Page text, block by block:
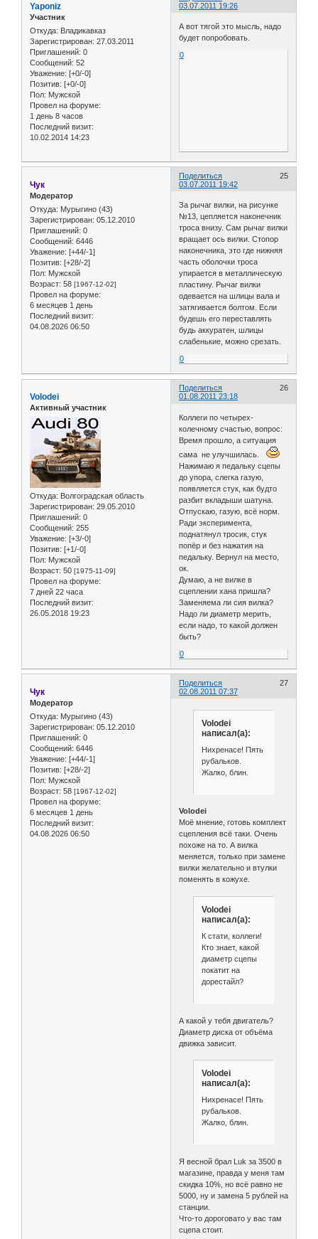
03.07.2011 19:26
Yaponiz
Участник
Откуда: Владикавказ
Зарегистрирован: 27.03.2011
Приглашений: 0
Сообщений: 52
Уважение: [+0/-0]
Позитив: [+0/-0]
Пол: Мужской
Провел на форуме:
1 день 8 часов
Последний визит:
10.02.2014 14:23
А вот тягой это мысль, надо
будет попробовать.
0
Поделиться
25
03.07.2011 19:42
Чук
Модератор
Откуда: Мурыгино (43)
Зарегистрирован: 05.12.2010
Приглашений: 0
Сообщений: 6446
Уважение: [+44/-1]
Позитив: [+28/-2]
Пол: Мужской
Возраст: 58 [1967-12-02]
Провел на форуме:
6 месяцев 1 день
Последний визит:
04.08.2026 06:50
За рычаг вилки, на рисунке
№13, цепляется наконечник
троса внизу. Сам рычаг вилки
вращает ось вилки. Стопор
наконечника, это где нижняя
часть оболочки троса
упирается в металлическую
пластину. Рычаг вилки
одевается на шлицы вала и
затягивается болтом. Если
будешь его переставлять
будь аккуратен, шлицы
слабенькие, можно срезать.
0
Поделиться
26
01.08.2011 23:18
Volodei
Активный участник
Откуда: Волгоградская область
Зарегистрирован: 29.05.2010
Приглашений: 0
Сообщений: 255
Уважение: [+3/-0]
Позитив: [+1/-0]
Пол: Мужской
Возраст: 50 [1975-11-09]
Провел на форуме:
7 дней 22 часа
Последний визит:
26.05.2018 19:23
Коллеги по четырех-
колечному счастью, вопрос:
Время прошло, а ситуация
сама не улучшилась.
Нажимаю я педальку сцепы
до упора, слегка газую,
появляется стук, как будто
разбит вкладыши шатуна.
Отпускаю, газую, всё норм.
Ради эксперимента,
поднатянул тросик, стук
попёр и без нажатия на
педальку. Вернул на место,
ок.
Думаю, а не вилке в
сцеплении хана пришла?
Заменяема ли сия вилка?
Надо ли диаметр мерить,
если надо, то какой должен
быть?
0
Поделиться
27
02.08.2011 07:37
Чук
Модератор
Откуда: Мурыгино (43)
Зарегистрирован: 05.12.2010
Приглашений: 0
Сообщений: 6446
Уважение: [+44/-1]
Позитив: [+28/-2]
Пол: Мужской
Возраст: 58 [1967-12-02]
Провел на форуме:
6 месяцев 1 день
Последний визит:
04.08.2026 06:50
Volodei
написал(а):
Нихренасе! Пять
рубальков.
Жалко, блин.
Volodei
Моё мнение, готовь комплект
сцепления всё таки. Очень
похоже на то. А вилка
меняется, только при замене
вилки желательно и втулки
поменять в кожухе.
Volodei
написал(а):
К стати, коллеги!
Кто знает, какой
диаметр сцепы
покатит на
дорестайл?
А какой у тебя двигатель?
Диаметр диска от объёма
движка зависит.
Volodei
написал(а):
Нихренасе! Пять
рубальков.
Жалко, блин.
Я весной брал Luk за 3500 в
магазине, правда у меня там
скидка 10%, но всё равно не
5000, ну и замена 5 рублей на
станции.
Что-то дороговато у вас там
сцепа стоит.